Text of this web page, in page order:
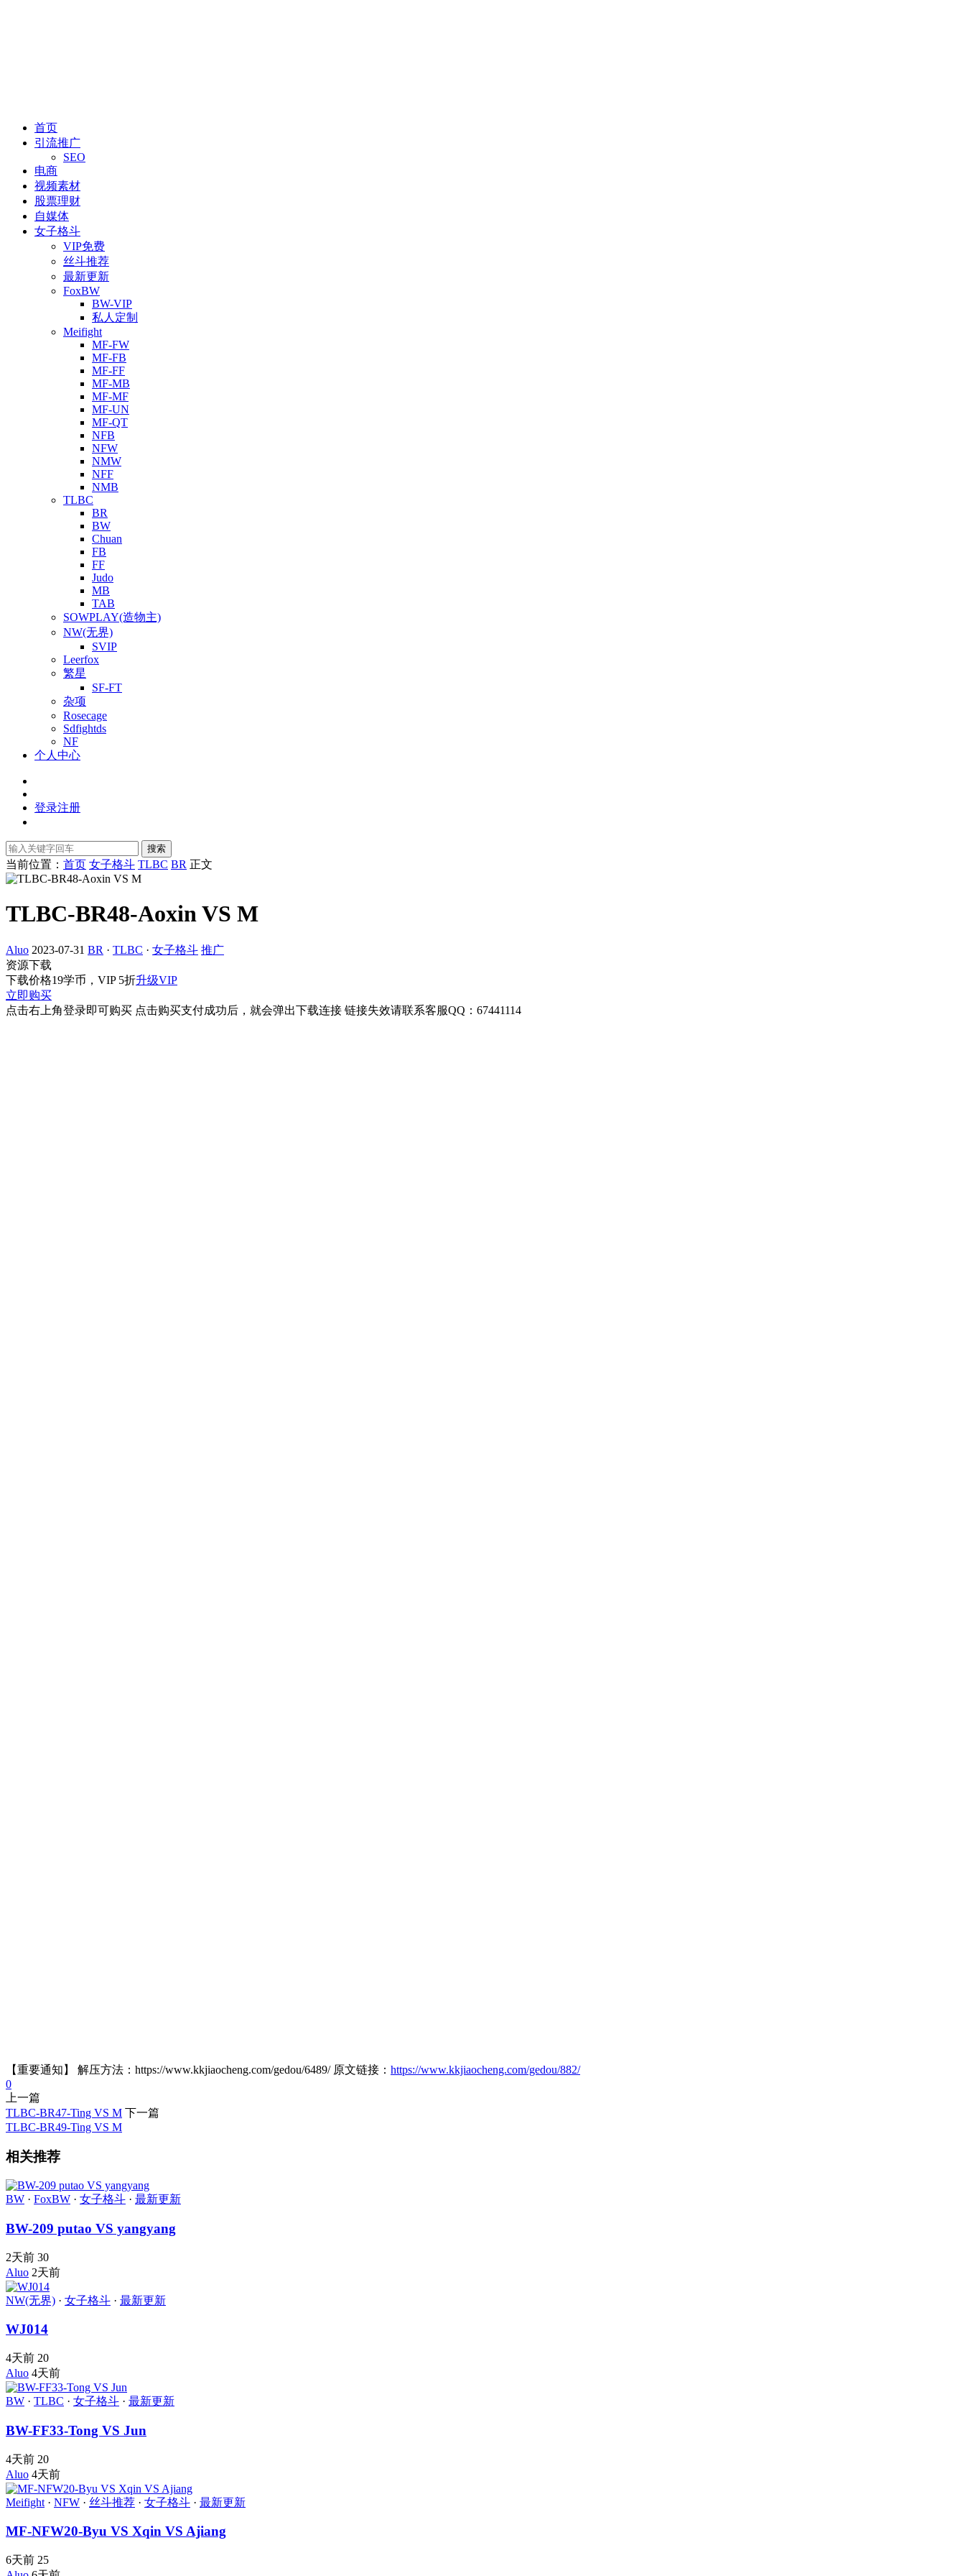
首页
引流推广
SEO
电商
视频素材
股票理财
自媒体
女子格斗
VIP免费
丝斗推荐
最新更新
FoxBW
BW-VIP
私人定制
Meifight
MF-FW
MF-FB
MF-FF
MF-MB
MF-MF
MF-UN
MF-QT
NFB
NFW
NMW
NFF
NMB
TLBC
BR
BW
Chuan
FB
FF
Judo
MB
TAB
SOWPLAY(造物主)
NW(无界)
SVIP
Leerfox
繁星
SF-FT
杂项
Rosecage
Sdfightds
NF
个人中心
登录注册
搜索
当前位置： 首页 女子格斗 TLBC BR 正文
TLBC-BR48-Aoxin VS M
Aluo 2023-07-31 BR · TLBC · 女子格斗 推广
资源下载
下载价格19学币，VIP 5折升级VIP
立即购买
点击右上角登录即可购买 点击购买支付成功后，就会弹出下载连接 链接失效请联系客服QQ：67441114
【重要通知】 解压方法：https://www.kkjiaocheng.com/gedou/6489/ 原文链接： https://www.kkjiaocheng.com/gedou/882/
0
上一篇
TLBC-BR47-Ting VS M 下一篇
TLBC-BR49-Ting VS M
相关推荐
BW · FoxBW · 女子格斗 · 最新更新
BW-209 putao VS yangyang
2天前 30
Aluo 2天前
NW(无界) · 女子格斗 · 最新更新
WJ014
4天前 20
Aluo 4天前
BW · TLBC · 女子格斗 · 最新更新
BW-FF33-Tong VS Jun
4天前 20
Aluo 4天前
Meifight · NFW · 丝斗推荐 · 女子格斗 · 最新更新
MF-NFW20-Byu VS Xqin VS Ajiang
6天前 25